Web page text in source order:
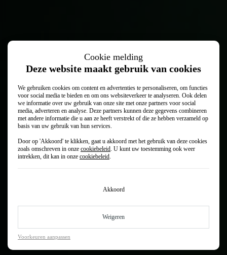
Cookie melding
Deze website maakt gebruik van cookies
We gebruiken cookies om content en advertenties te personaliseren, om functies
voor social media te bieden en om ons websiteverkeer te analyseren. Ook delen
we informatie over uw gebruik van onze site met onze partners voor social
media, adverteren en analyse. Deze partners kunnen deze gegevens combineren
met andere informatie die u aan ze heeft verstrekt of die ze hebben verzameld op
basis van uw gebruik van hun services.
Door op 'Akkoord' te klikken, gaat u akkoord met het gebruik van deze cookies
zoals omschreven in onze cookiebeleid. U kunt uw toestemming ook weer
intrekken, dit kan in onze cookiebeleid.
Akkoord
Weigeren
Voorkeuren aanpassen
Vertrouwd vooruit met
Kia onderhoud
Kia. Daar kun jij op rekenen bij Autocentrum Van Vliet. Met
aan den Rijn zijn wij jouw vertrouwde Kiadealer in het Groene
Hart. Wij helpen je vooruit alsof je familie bent. Zetten een stapje
afspraak via onze werkplaatsplanner. Voor Kia onderhoud, apk,